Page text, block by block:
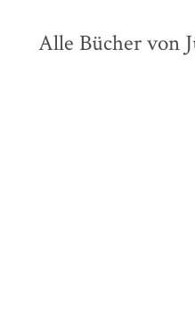
Alle Bücher von